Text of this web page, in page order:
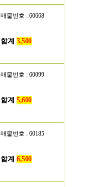
매물번호 : 60668
합계 3,500
매물번호 : 60099
합계 5,600
매물번호 : 60185
합계 6,500